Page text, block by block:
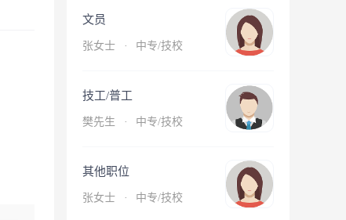
文员
张女士 · 中专/技校
技工/普工
樊先生 · 中专/技校
其他职位
张女士 · 中专/技校